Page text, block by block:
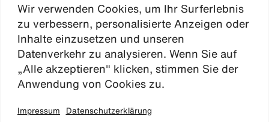
Wir verwenden Cookies, um Ihr Surferlebnis
zu verbessern, personalisierte Anzeigen oder
Inhalte einzusetzen und unseren
Datenverkehr zu analysieren. Wenn Sie auf
„Alle akzeptieren" klicken, stimmen Sie der
Anwendung von Cookies zu.
Impressum Datenschutzerklärung
aktuelles
kontakt
impressum